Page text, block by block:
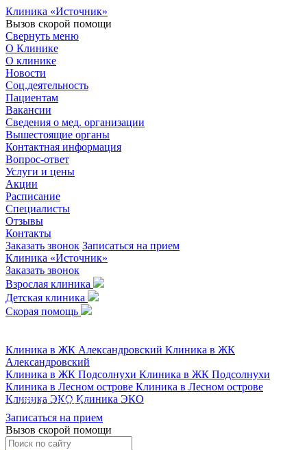
Клиника «Источник»
Вызов скорой помощи
Свернуть меню
О Клинике
О клинике
Новости
Соц.деятельность
Пациентам
Вакансии
Сведения о мед. организации
Вышестоящие органы
Контактная информация
Вопрос-ответ
Услуги и цены
Акции
Расписание
Специалисты
Отзывы
Контакты
Заказать звонок Записаться на прием
Клиника «Источник»
Заказать звонок
Взрослая клиника
Детская клиника
Скорая помощь
Клиника в ЖК Александровский Клиника в ЖК
Александровский
Клиника в ЖК Подсолнухи Клиника в ЖК Подсолнухи
Клиника в Лесном острове Клиника в Лесном острове
Клиника ЭКО Клиника ЭКО
+7 (351) 778-88-87
Записаться на прием
Вызов скорой помощи